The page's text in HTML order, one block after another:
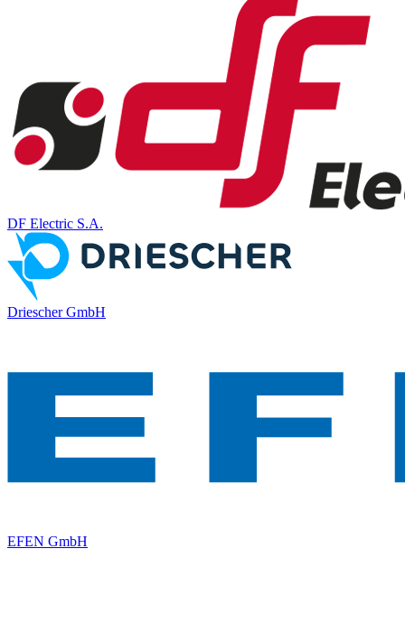
DF Electric S.A.
Driescher GmbH
EFEN GmbH